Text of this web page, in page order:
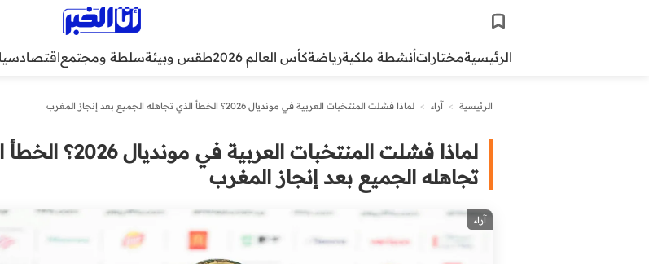
الرئيسيةمختاراتأنشطة ملكيةرياضةكأس العالم 2026 طقس وبيئةسلطة ومجتمعاقتصاد
الرئيسية > آراء > لماذا فشلت المنتخبات العربية في مونديال 2026؟ الخطأ الذي تجاهله الجميع بعد إنجاز المغرب
لماذا فشلت المنتخبات العربية في
تجاهله الجميع بعد إنجاز المغرب
آراء